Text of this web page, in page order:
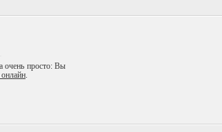
очень просто: Вы
онлайн.